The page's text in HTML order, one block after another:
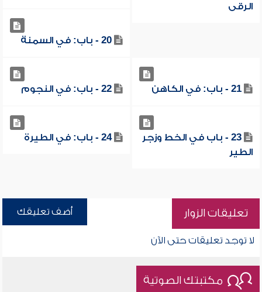
الرقى
20 - باب: في السمنة
21 - ‏باب: في الكاهن 22 - باب: في النجوم
23 - باب في الخط وزجر
الطير
24 - باب: في الطيرة
تعليقات الزوار أضف تعليقك
لا توجد تعليقات حتى الآن
مكتبتك الصوتية